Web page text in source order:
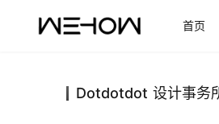
首页
Dotdotdot 设计事务